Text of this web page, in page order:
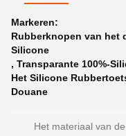
Markeren:
Rubberknopen van het
Silicone
, Transparante 100%-
Het Silicone
Douane
Het materiaal van